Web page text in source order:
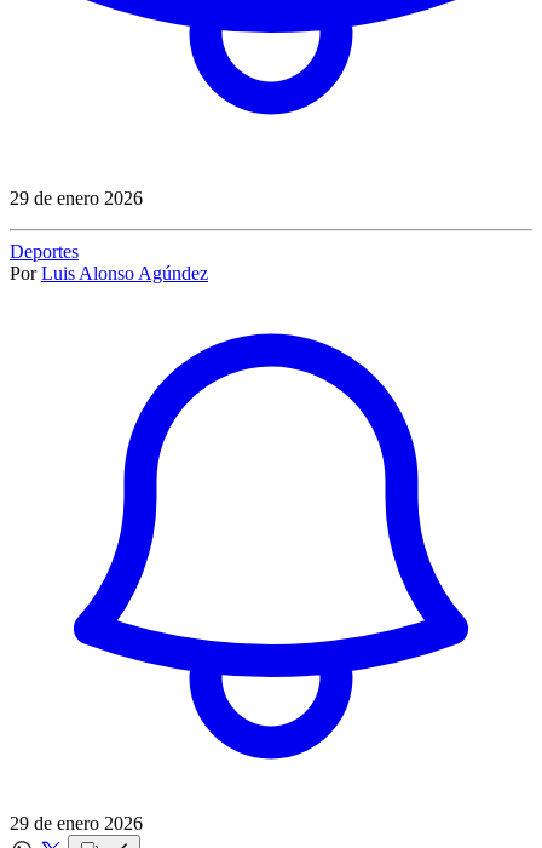
29 de enero 2026
Deportes
Por Luis Alonso Agúndez
29 de enero 2026